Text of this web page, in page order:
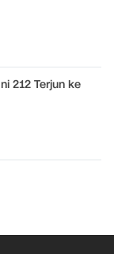
212 Terjun ke